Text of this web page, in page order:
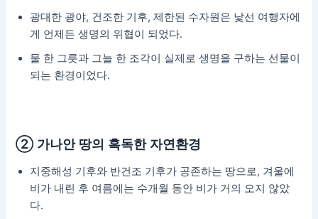
광대한 광야, 건조한 기후, 제한된 수자원은 낯선 여행자에
게 언제든 생명의 위협이 되었다.
물 한 그릇과 그늘 한 조각이 실제로 생명을 구하는 선물이
되는 환경이었다.
② 가나안 땅의 혹독한 자연환경
지중해성 기후와 반건조 기후가 공존하는 땅으로, 겨울에
비가 내린 후 여름에는 수개월 동안 비가 거의 오지 않았
다.